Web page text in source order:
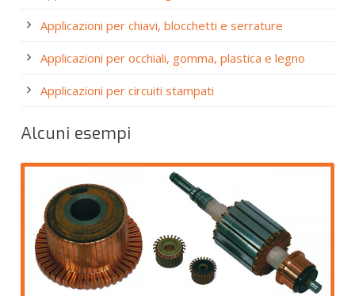
Applicazioni per chiavi, blocchetti e serrature
Applicazioni per occhiali, gomma, plastica e legno
Applicazioni per circuiti stampati
Alcuni esempi